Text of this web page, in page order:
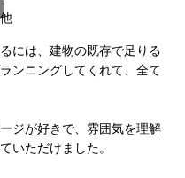
には、建物の既存で足りる
ンニングしてくれて、全て
ジが好きで、雰囲気を理解
いただけました。